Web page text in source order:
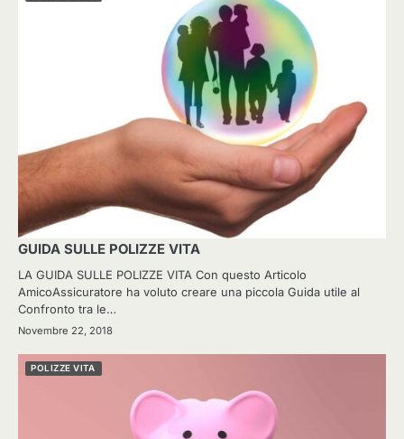
GUIDA SULLE POLIZZE VITA
LA GUIDA SULLE POLIZZE VITA Con questo Articolo
AmicoAssicuratore ha voluto creare una piccola Guida utile al
Confronto tra le…
Novembre 22, 2018
POLIZZE VITA